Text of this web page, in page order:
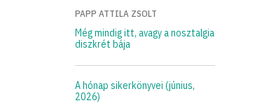
PAPP ATTILA ZSOLT
Még mindig itt, avagy a nosztalgia
diszkrét bája
A hónap sikerkönyvei (június,
2026)